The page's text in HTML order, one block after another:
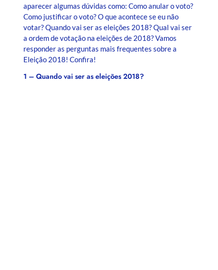
aparecer algumas dúvidas como: Como anular o voto?
Como justificar o voto? O que acontece se eu não
votar? Quando vai ser as eleições 2018? Qual vai ser
a ordem de votação na eleições de 2018? Vamos
responder as perguntas mais frequentes sobre a
Eleição 2018! Confira!
1 – Quando vai ser as eleições 2018?